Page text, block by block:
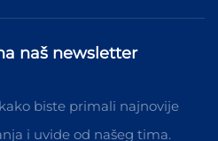
naš newsletter
biste primali najnovije
i uvide od našeg tima.